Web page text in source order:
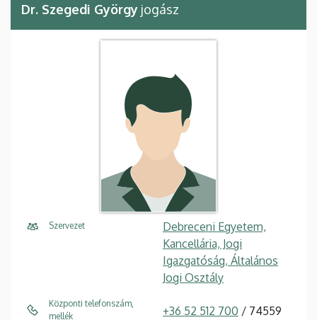
Dr. Szegedi György jogász
Szervezet
Debreceni Egyetem,
Kancellária, Jogi
Igazgatóság, Általános
Jogi Osztály
Központi telefonszám,
mellék
+36 52 512 700 / 74559